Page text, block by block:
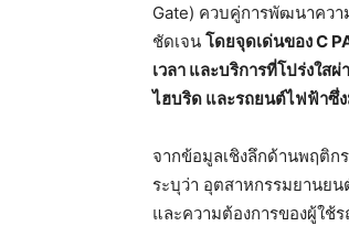
Gate) ควบคู่การพัฒนาคว
ชัดเจน โดยจุดเด่นของC
เวลา และบริการที่โปร่งใส
ไฮบริด และรถยนต์ไฟฟ้าซึ่ง
จากข้อมูลเชิงลึกด้านพฤติก
ระบุว่า อุตสาหกรรมยานย
และความต้องการของผู้ใช้